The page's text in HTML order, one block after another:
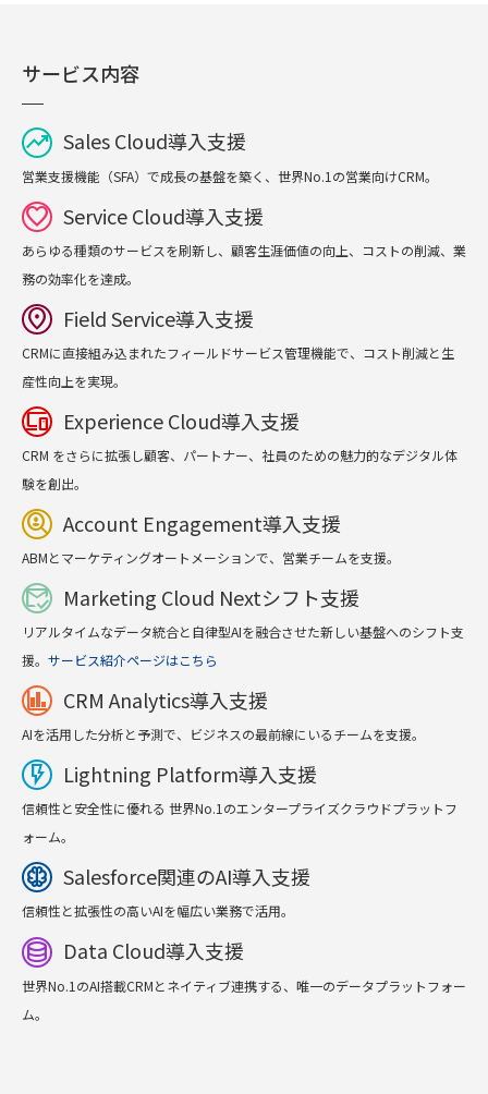
サービス内容
trending_up Sales Cloud導入支援
営業支援機能（SFA）で成長の基盤を築く、世界No.1の営業向けCRM。
favorite Service Cloud導入支援
あらゆる種類のサービスを刷新し、顧客生涯価値の向上、コストの削減、業
務の効率化を達成。
location_on Field Service導入支援
CRMに直接組み込まれたフィールドサービス管理機能で、コスト削減と生
産性向上を実現。
devices Experience Cloud導入支援
CRM をさらに拡張し顧客、パートナー、社員のための魅力的なデジタル体
験を創出。
data_loss_prevention Account Engagement導入支援
ABMとマーケティングオートメーションで、営業チームを支援。
mark_email_read Marketing Cloud Nextシフト支援
リアルタイムなデータ統合と自律型AIを融合させた新しい基盤へのシフト支
援。 サービス紹介ページはこちら
finance CRM Analytics導入支援
AIを活用した分析と予測で、ビジネスの最前線にいるチームを支援。
flash_on Lightning Platform導入支援
信頼性と安全性に優れる 世界No.1のエンタープライズクラウドプラットフ
ォーム。
neurology Salesforce関連のAI導入支援
信頼性と拡張性の高いAIを幅広い業務で活用。
database Data Cloud導入支援
世界No.1のAI搭載CRMとネイティブ連携する、唯一のデータプラットフォー
ム。